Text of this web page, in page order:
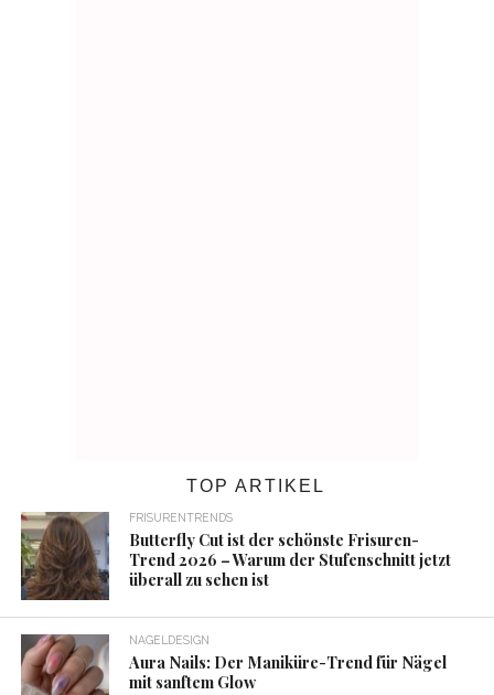
TOP ARTIKEL
FRISURENTRENDS
Butterfly Cut ist der schönste Frisuren-
Trend 2026 – Warum der Stufenschnitt jetzt
überall zu sehen ist
NAGELDESIGN
Aura Nails: Der Maniküre-Trend für Nägel
mit sanftem Glow